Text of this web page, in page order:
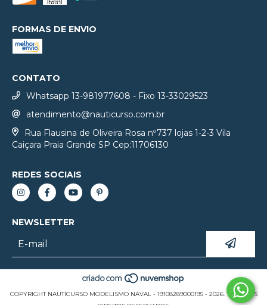
FORMAS DE ENVIO
CONTATO
Whatsapp 13-981977608 - Fixo 13-33029523
atendimento@nauticurso.com.br
Rua Flausina de Oliveira Rosa nº737 lojas 1-2-3 Vila
Caiçara Praia Grande SP Cep:11706130
REDES SOCIAIS
NEWSLETTER
COPYRIGHT NAUTICURSO MODELISMO NAVAL - 19108289000195 - 2026. TODOS OS